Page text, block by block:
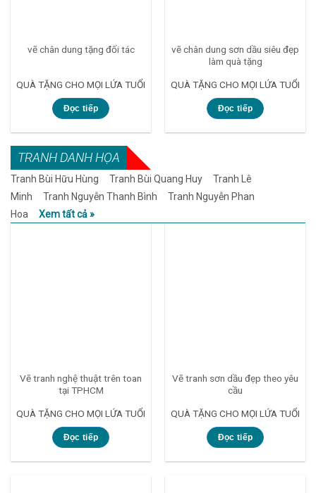
vẽ chân dung tặng đối tác
QUÀ TẶNG CHO MỌI LỨA TUỔI
Đọc tiếp
vẽ chân dung sơn dầu siêu đẹp
làm quà tặng
QUÀ TẶNG CHO MỌI LỨA TUỔI
Đọc tiếp
TRANH DANH HỌA
Tranh Bùi Hữu Hùng Tranh Bùi Quang Huy
Tranh Lê
Minh
Tranh Nguyễn Thanh Bình
Tranh Nguyễn Phan
Hoa
Xem tất cả »
Vẽ tranh nghệ thuật trên toan
tại TPHCM
QUÀ TẶNG CHO MỌI LỨA TUỔI
Đọc tiếp
Vẽ tranh sơn dầu đẹp theo yêu
cầu
QUÀ TẶNG CHO MỌI LỨA TUỔI
Đọc tiếp